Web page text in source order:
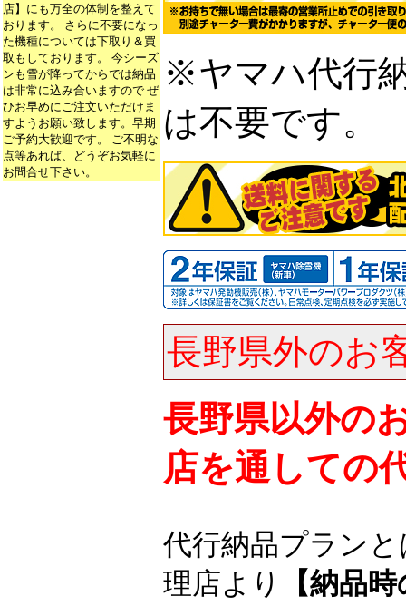
店】にも万全の体制を整えて
おります。 さらに不要になっ
た機種については下取り＆買
取もしております。 今シーズ
ンも雪が降ってからでは納品
は非常に込み合いますので ぜ
ひお早めにご注文いただけま
すようお願い致します。早期
ご予約大歓迎です。 ご不明な
点等あれば、どうぞお気軽に
お問合せ下さい。
※ヤマハ代行
は不要です。
長野県外のお
長野県以外の
店を通しての
代行納品プラン
理店より
【納品